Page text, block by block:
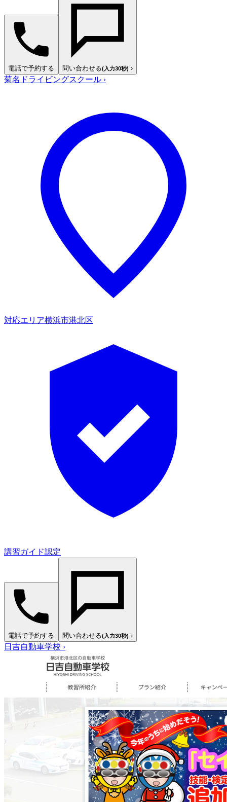
電話で予約する 問い合わせる(入力30秒) ›
菊名ドライビングスクール ›
対応エリア横浜市港北区
講習ガイド認定
電話で予約する 問い合わせる(入力30秒) ›
日吉自動車学校 ›